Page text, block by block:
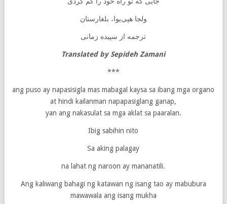
ولجا هپی‌یوا، بلغارستان
ترجمه از سپیده زمانی
Translated by Sepideh Zamani
***
ang puso ay napasisigla mas mabagal kaysa sa ibang mga organo
at hindi kailanman napapasiglang ganap,
yan ang nakasulat sa mga aklat sa paaralan.
Ibig sabihin nito
Sa aking palagay
na lahat ng naroon ay mananatili.
Ang kaliwang bahagi ng katawan ng isang tao ay mabubura
mawawala ang isang mukha